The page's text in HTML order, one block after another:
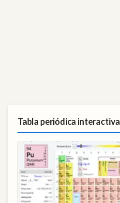
Tabla periódica interactiva